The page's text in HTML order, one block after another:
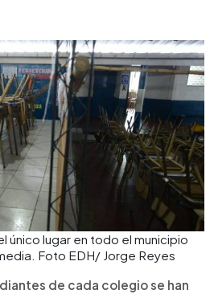
único lugar en todo el municipio
Foto EDH/ Jorge Reyes
de cada colegio se han